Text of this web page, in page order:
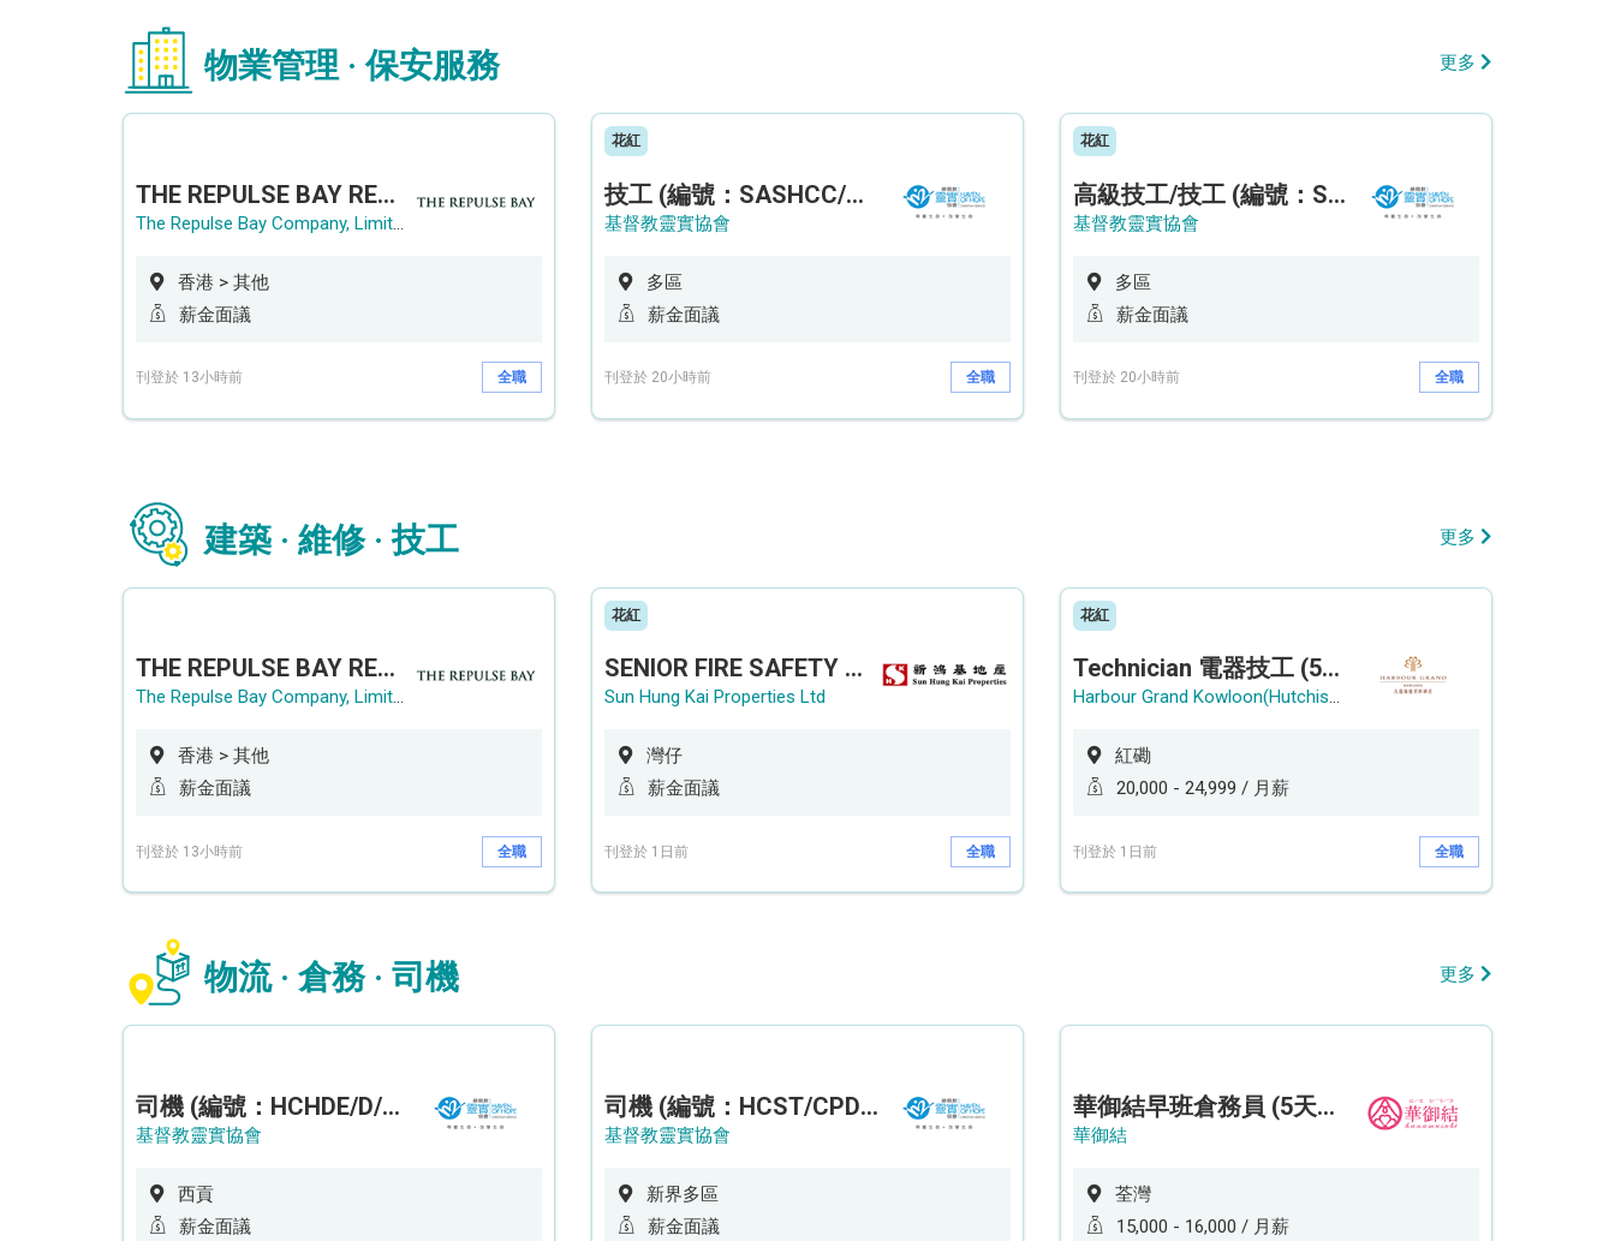
物業管理 · 保安服務 更多
THE REPULSE BAY RECRUITMENT DAY 淺水灣影灣園人才招聘會
The Repulse Bay Company, Limited
香港 > 其他
薪金面議
刊登於 13小時前 全職
花紅
技工 (編號：SASHCC/A/CTE)
基督教靈實協會
多區
薪金面議
刊登於 20小時前 全職
花紅
高級技工/技工 (編號：SSO/FM/A/CTE)
基督教靈實協會
多區
薪金面議
刊登於 20小時前 全職
建築 · 維修 · 技工 更多
THE REPULSE BAY RECRUITMENT DAY 淺水灣影灣園人才招聘會
The Repulse Bay Company, Limited
香港 > 其他
薪金面議
刊登於 13小時前 全職
花紅
SENIOR FIRE SAFETY OFFICER / FIRE SAFETY OFFICER
Sun Hung Kai Properties Ltd
灣仔
薪金面議
刊登於 1日前 全職
花紅
Technician 電器技工 (5-Day Work Week)
Harbour Grand Kowloon(Hutchison Hotel Hong Kong Limited)
紅磡
20,000 - 24,999 / 月薪
刊登於 1日前 全職
物流 · 倉務 · 司機 更多
司機 (編號：HCHDE/D/CTE)
基督教靈實協會
西貢
薪金面議
司機 (編號：HCST/CPD/CTE)
基督教靈實協會
新界多區
薪金面議
華御結早班倉務員 (5天工作週)
華御結
荃灣
15,000 - 16,000 / 月薪